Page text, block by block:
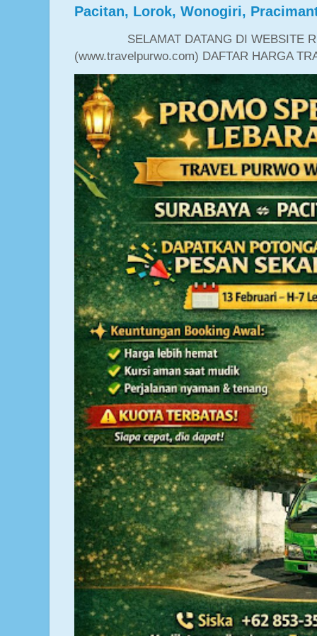
Pacitan, Lorok, Wonogiri,
SELAMAT DATANG DI WEBSITE
(www.travelpurwo.com) DAFTAR HARGA